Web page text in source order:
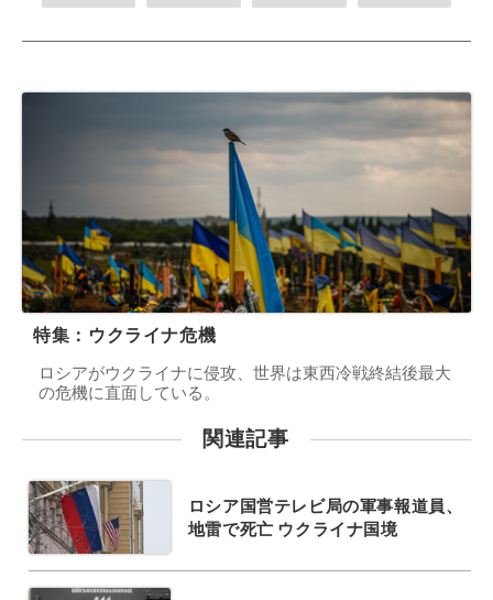
特集：ウクライナ危機
ロシアがウクライナに侵攻、世界は東西冷戦終結後最大
の危機に直面している。
関連記事
ロシア国営テレビ局の軍事報道員、
地雷で死亡 ウクライナ国境